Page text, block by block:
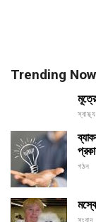
Trending Now
স্বাস্থ্য
গঠন